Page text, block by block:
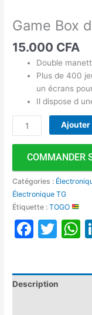
Game Box
15.000 CFA
Double
Plus de 400
un écrans
Il dispose d
Ajouter
COMMANDER
Catégories :
Électronique TG
Étiquette :TOGO
Description